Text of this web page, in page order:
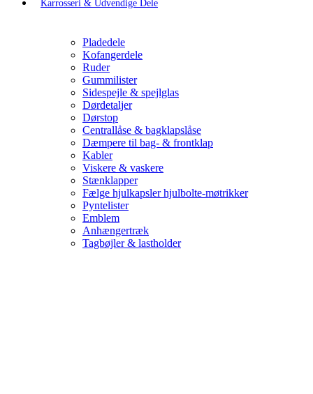
Karrosseri & Udvendige Dele
Pladedele
Kofangerdele
Ruder
Gummilister
Sidespejle & spejlglas
Dørdetaljer
Dørstop
Centrallåse & bagklapslåse
Dæmpere til bag- & frontklap
Kabler
Viskere & vaskere
Stænklapper
Fælge hjulkapsler hjulbolte-møtrikker
Pyntelister
Emblem
Anhængertræk
Tagbøjler & lastholder